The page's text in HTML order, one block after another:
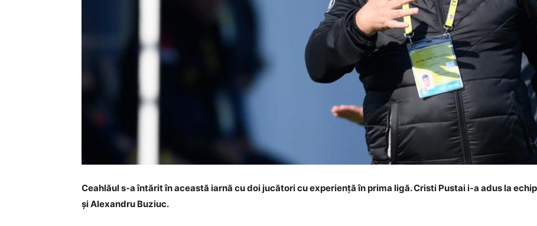
Ceahlăul s-a întărit în această iarnă cu doi jucători cu experiență în prima ligă. Cristi Pustai i-a adus la
și Alexandru Buziuc.